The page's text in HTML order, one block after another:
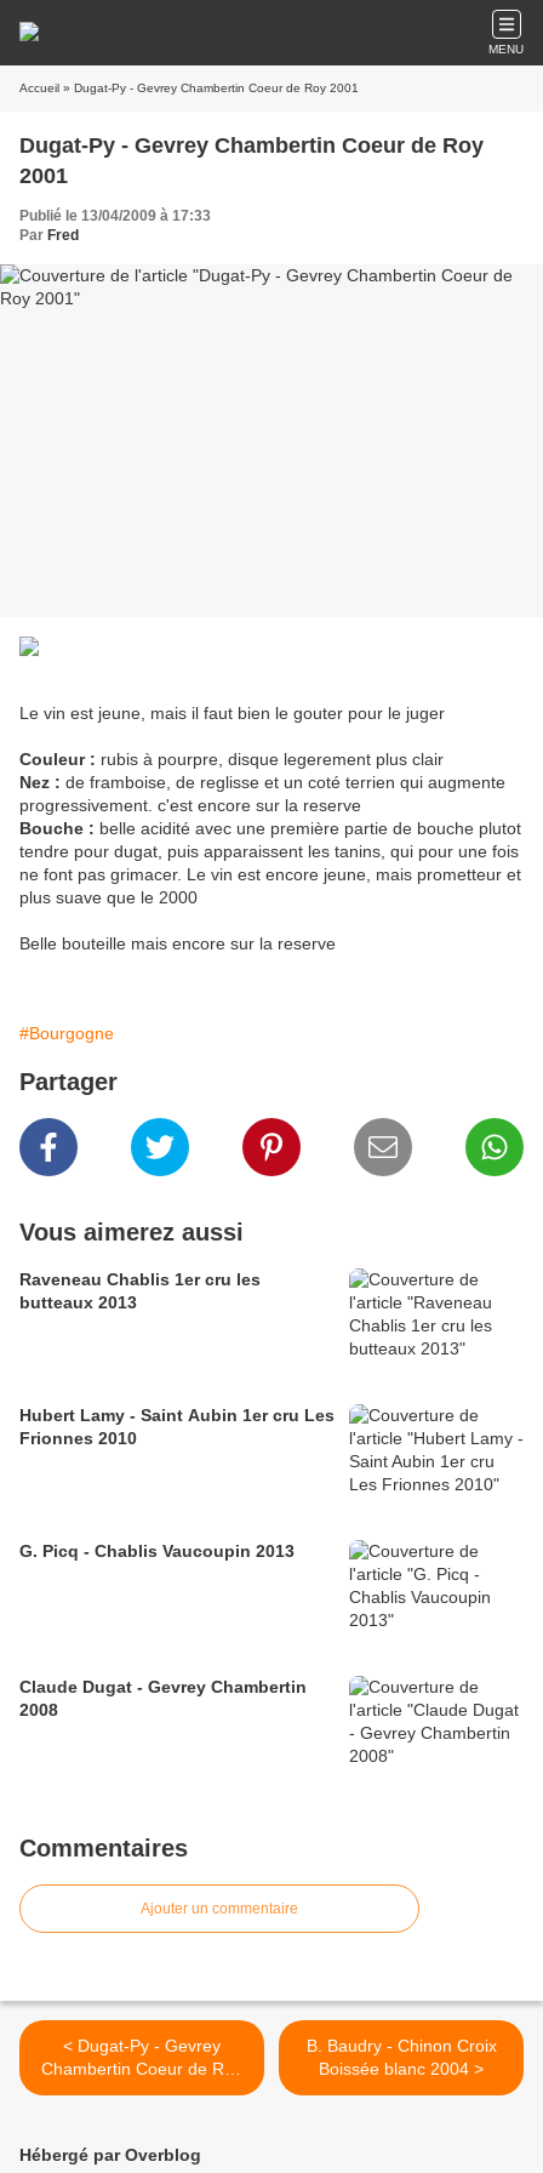
MENU
Accueil » Dugat-Py - Gevrey Chambertin Coeur de Roy 2001
Dugat-Py - Gevrey Chambertin Coeur de Roy
2001
Publié le 13/04/2009 à 17:33
Par Fred
Le vin est jeune, mais il faut bien le gouter pour le juger
Couleur : rubis à pourpre, disque legerement plus clair
Nez : de framboise, de reglisse et un coté terrien qui augmente
progressivement. c'est encore sur la reserve
Bouche : belle acidité avec une première partie de bouche plutot
tendre pour dugat, puis apparaissent les tanins, qui pour une fois
ne font pas grimacer. Le vin est encore jeune, mais prometteur et
plus suave que le 2000
Belle bouteille mais encore sur la reserve
#Bourgogne
Partager
Vous aimerez aussi
Raveneau Chablis 1er cru les
butteaux 2013
Hubert Lamy - Saint Aubin 1er cru Les
Frionnes 2010
G. Picq - Chablis Vaucoupin 2013
Claude Dugat - Gevrey Chambertin
2008
Commentaires
Ajouter un commentaire
< Dugat-Py - Gevrey
Chambertin Coeur de Roy
2001
B. Baudry - Chinon Croix
Boissée blanc 2004 >
Hébergé par Overblog